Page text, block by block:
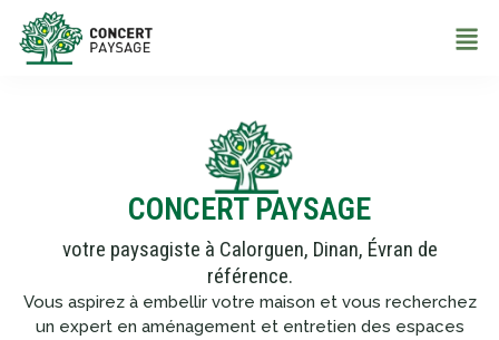
CONCERT PAYSAGE
votre paysagiste à Calorguen, Dinan, Évran de
référence.
Vous aspirez à embellir votre maison et vous recherchez
un expert en aménagement et entretien des espaces